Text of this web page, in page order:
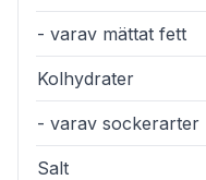
- varav mättat fett
Kolhydrater
- varav sockerarter
Salt